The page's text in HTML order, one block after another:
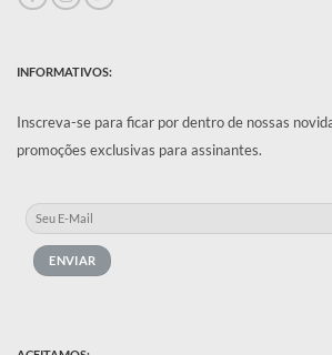
INFORMATIVOS:
Inscreva-se para ficar por dentro de nossas
promoções exclusivas para assinantes.